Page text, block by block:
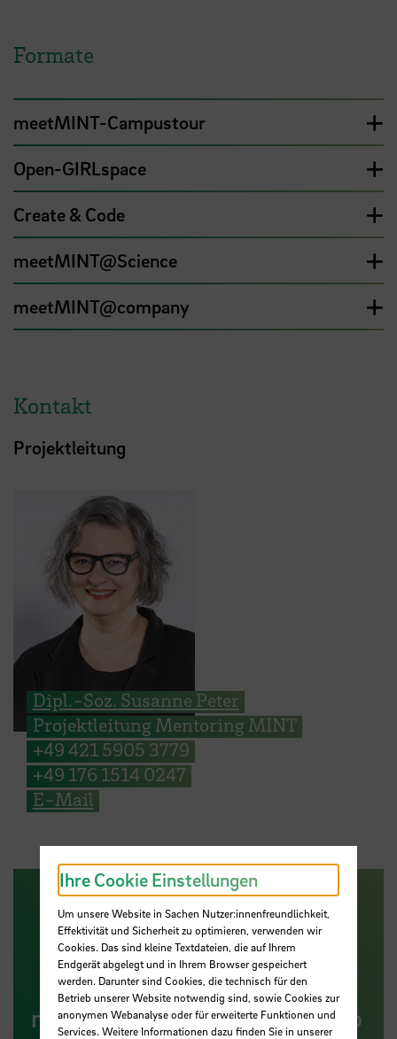
Formate
meetMINT-Campustour
Open-GIRLspace
Create & Code
meetMINT@Science
meetMINT@company
Kontakt
Projektleitung
Dipl.-Soz. Susanne Peter
Projektleitung Mentoring MINT
+49 421 5905 3779
+49 176 1514 0247
E-Mail
meetMINT-Veranstaltungsinfo
Ihre Cookie Einstellungen
Um unsere Website in Sachen Nutzer:innenfreundlichkeit,
Effektivität und Sicherheit zu optimieren, verwenden wir
Cookies. Das sind kleine Textdateien, die auf Ihrem
Endgerät abgelegt und in Ihrem Browser gespeichert
werden. Darunter sind Cookies, die technisch für den
Betrieb unserer Website notwendig sind, sowie Cookies zur
anonymen Webanalyse oder für erweiterte Funktionen und
Services. Weitere Informationen dazu finden Sie in unserer